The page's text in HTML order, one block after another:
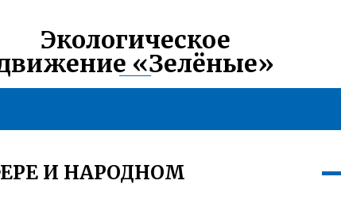
Экологическое
«Зелёные»
И НАРОДНОМ